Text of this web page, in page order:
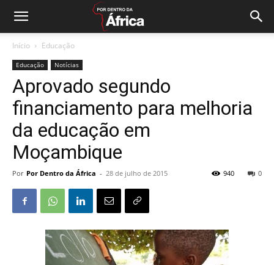
Início Educação
Educação Notícias
Aprovado segundo
financiamento para melhoria
da educação em
Moçambique
Por Por Dentro da África - 28 de julho de 2015 0
940